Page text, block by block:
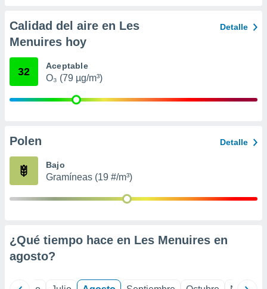
e
publicidad
1199
Calidad del aire en Les
Menuires hoy
Detalle
32 Aceptable
O₃ (79 µg/m³)
Polen Detalle
Bajo
Gramíneas (19 #/m³)
¿Qué tiempo hace en Les Menuires en
agosto?